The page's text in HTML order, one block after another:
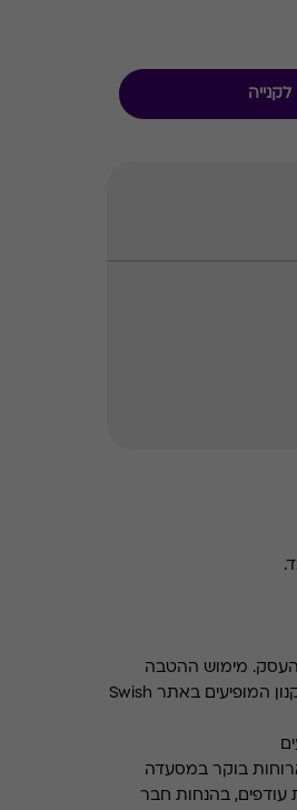
לקנייה
מימוש ההטבה
בכפוף לתנאים והגבלות באתר בית העסק ובכפוף לתנאי התקנון המופיעים באתר Swish
בוקר במסעדה
עודפים, בהנחות חבר